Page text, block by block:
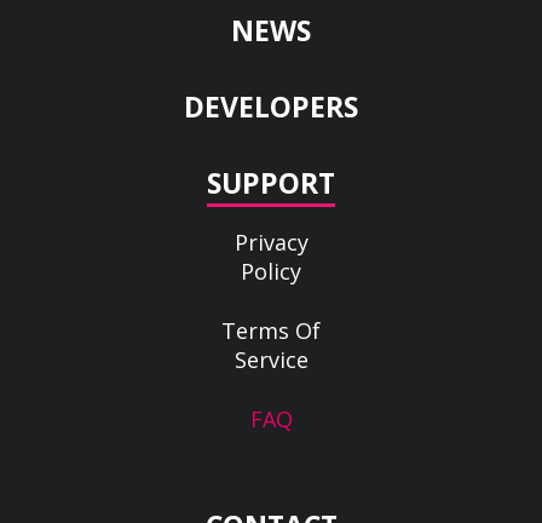
NEWS
DEVELOPERS
SUPPORT
Privacy
Policy
Terms Of
Service
FAQ